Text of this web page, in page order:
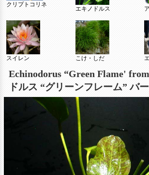
クリプトコリネ
エキノドルス
スイレン こけ・しだ
Echinodorus “Green Flame'
ドルス “グリーンフレーム” バ